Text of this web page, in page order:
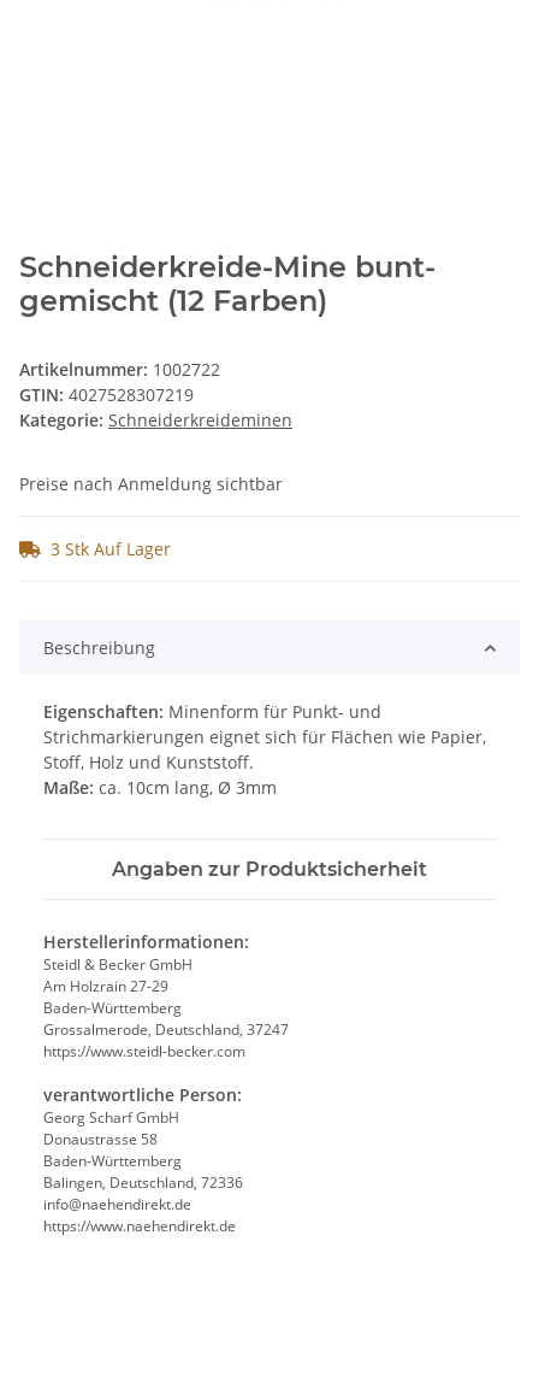
Schneiderkreide-Mine bunt-
gemischt (12 Farben)
Artikelnummer: 1002722
GTIN: 4027528307219
Kategorie: Schneiderkreideminen
Preise nach Anmeldung sichtbar
3 Stk Auf Lager
Beschreibung
Eigenschaften: Minenform für Punkt- und
Strichmarkierungen eignet sich für Flächen wie Papier,
Stoff, Holz und Kunststoff.
Maße: ca. 10cm lang, Ø 3mm
Angaben zur Produktsicherheit
Herstellerinformationen:
Steidl & Becker GmbH
Am Holzrain 27-29
Baden-Württemberg
Grossalmerode, Deutschland, 37247
https://www.steidl-becker.com
verantwortliche Person:
Georg Scharf GmbH
Donaustrasse 58
Baden-Württemberg
Balingen, Deutschland, 72336
info@naehendirekt.de
https://www.naehendirekt.de